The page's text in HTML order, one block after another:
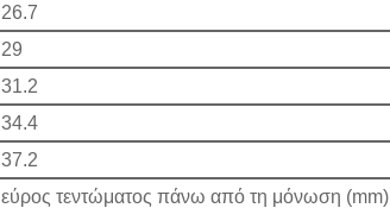
26.7
29
31.2
34.4
37.2
εύρος τεντώματος πάνω από τη μόνωση (mm)